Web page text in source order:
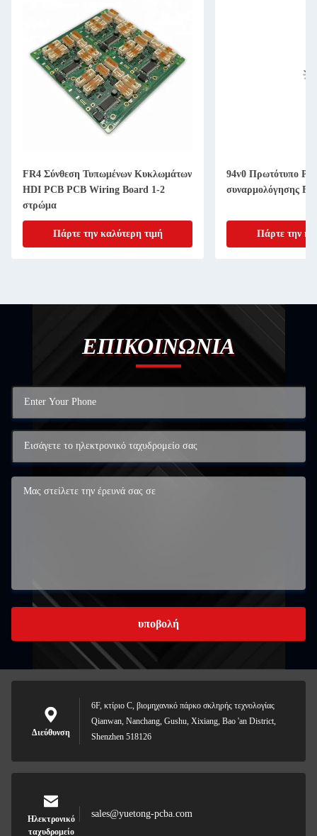
FR4 Σύνθεση Τυπωμένων Κυκλωμάτων
HDI PCB PCB Wiring Board 1-2
στρώμα
Πάρτε την καλύτερη τιμή
94v0 Πρωτότυπο
συναρμολόγησης
Πάρτε την
ΕΠΙΚΟΙΝΩΝΙΑ
υποβολή
Διεύθυνση
6F, κτίριο C, βιομηχανικό πάρκο σκληρής τεχνολογίας
Qianwan, Nanchang, Gushu, Xixiang, Bao 'an District,
Shenzhen 518126
Ηλεκτρονικό
ταχυδρομείο
sales@yuetong-pcba.com